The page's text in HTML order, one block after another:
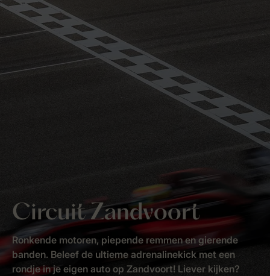
Circuit Zandvoort
Ronkende motoren, piepende remmen en gierende
banden. Beleef de ultieme adrenalinekick met een
rondje in je eigen auto op Zandvoort! Liever kijken?